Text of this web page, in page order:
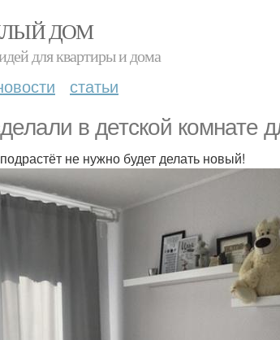
ДОМ
для квартиры и дома
статьи
в детской комнате
не нужно будет делать новый!